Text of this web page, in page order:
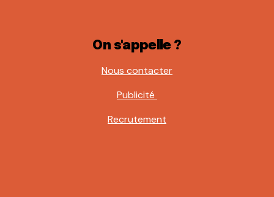
On s'appelle ?
Nous contacter
Publicité
Recrutement